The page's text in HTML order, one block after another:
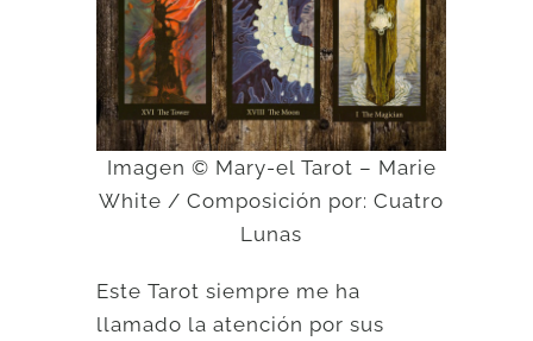
Imagen © Mary-el Tarot – Marie
White / Composición por: Cuatro
Lunas
Este Tarot siempre me ha
llamado la atención por sus